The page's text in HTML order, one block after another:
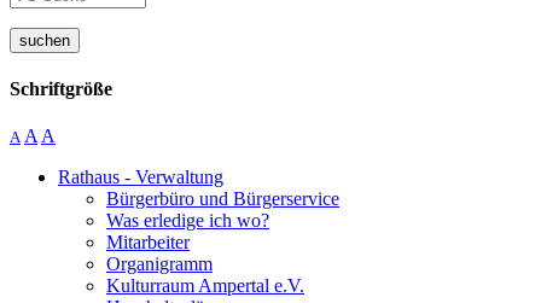
suchen
Schriftgröße
A A A
Rathaus - Verwaltung
Bürgerbüro und Bürgerservice
Was erledige ich wo?
Mitarbeiter
Organigramm
Kulturraum Ampertal e.V.